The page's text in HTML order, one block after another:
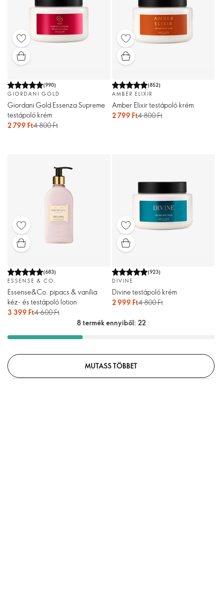
(990)
GIORDANI GOLD
Giordani Gold Essenza Supreme
testápoló krém
2 799 Ft4 800 Ft
(852)
AMBER ELIXIR
Amber Elixir testápoló krém
2 799 Ft4 800 Ft
(683)
ESSENSE & CO.
Essense&Co. pipacs & vanília
kéz- és testápoló lotion
3 399 Ft4 600 Ft
(923)
DIVINE
Divine testápoló krém
2 999 Ft4 800 Ft
8 termék ennyiből: 22
MUTASS TÖBBET